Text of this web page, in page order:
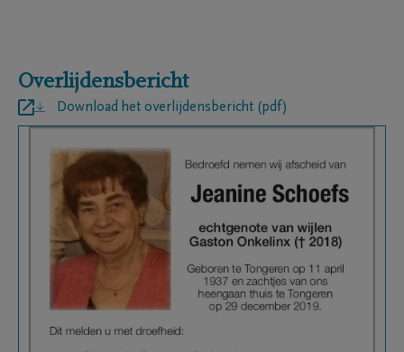
Overlijdensbericht
Download het overlijdensbericht (pdf)